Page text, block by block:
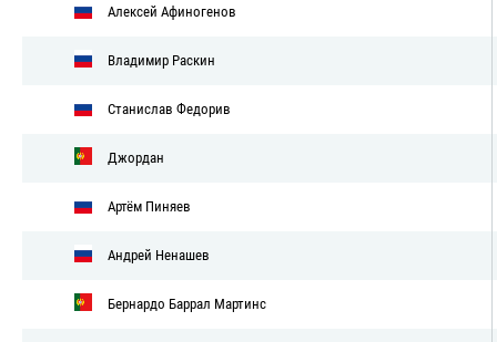
Алексей Афиногенов
Владимир Раскин
Станислав Федорив
Джордан
Артём Пиняев
Андрей Ненашев
Бернардо Баррал Мартинс